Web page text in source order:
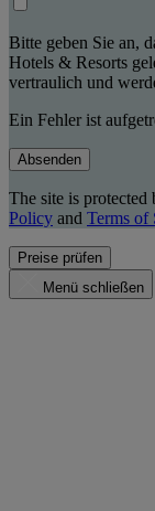
Bitte geben Sie an,
Hotels & Resorts
vertraulich und
Ein Fehler ist
Absenden
The site is
Policy and Terms of
Preise prüfen
Menü schließen